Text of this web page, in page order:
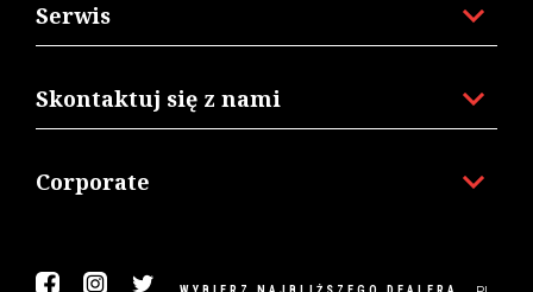
Serwis
Skontaktuj się z nami
Corporate